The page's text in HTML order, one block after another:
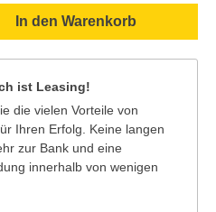
den gewünschten
In den Warenkorb
ist Leasing!
die vielen Vorteile von
Ihren Erfolg. Keine langen
zur Bank und eine
innerhalb von wenigen